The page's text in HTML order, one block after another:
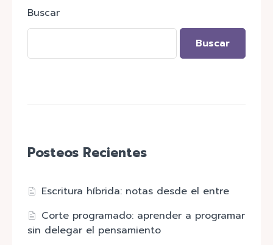
Buscar
Buscar
Posteos Recientes
Escritura híbrida: notas desde el entre
Corte programado: aprender a programar
sin delegar el pensamiento